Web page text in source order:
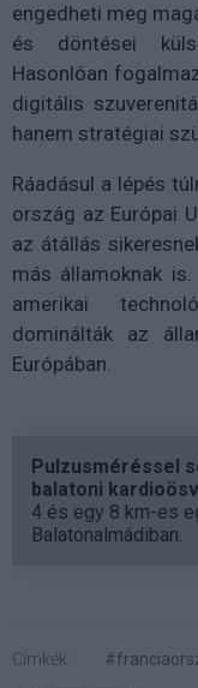
engedheti meg
és döntései
Hasonlóan
digitális
hanem stratégiai
Ráadásul a lépés
ország az Európai
az átállás
más államoknak
amerikai
dominálták az
Európában.
Pulzusméréssel
balatoni
4 és egy 8 km-es
Balatonalmádiban.
Címkék: